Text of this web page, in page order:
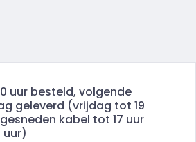
uur besteld, volgende
geleverd (vrijdag tot 19
kabel tot 17 uur
uur)